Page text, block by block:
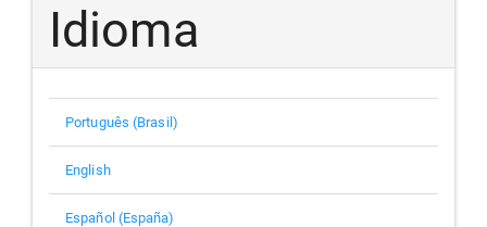
Idioma
Português (Brasil)
English
Español (España)